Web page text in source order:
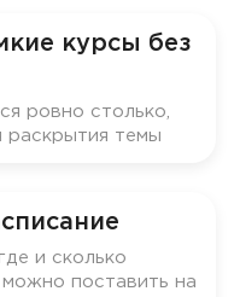
курсы без
ровно столько,
раскрытия темы
и сколько
можно поставить на